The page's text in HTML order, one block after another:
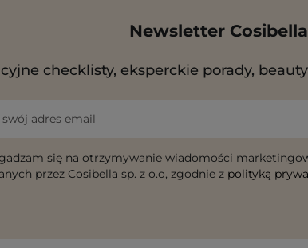
Newsletter Cosibella
checklisty, eksperckie porady,
swój adres email
się na otrzymywanie wiadomości
przez Cosibella sp. z o.o, zgodnie z polityką